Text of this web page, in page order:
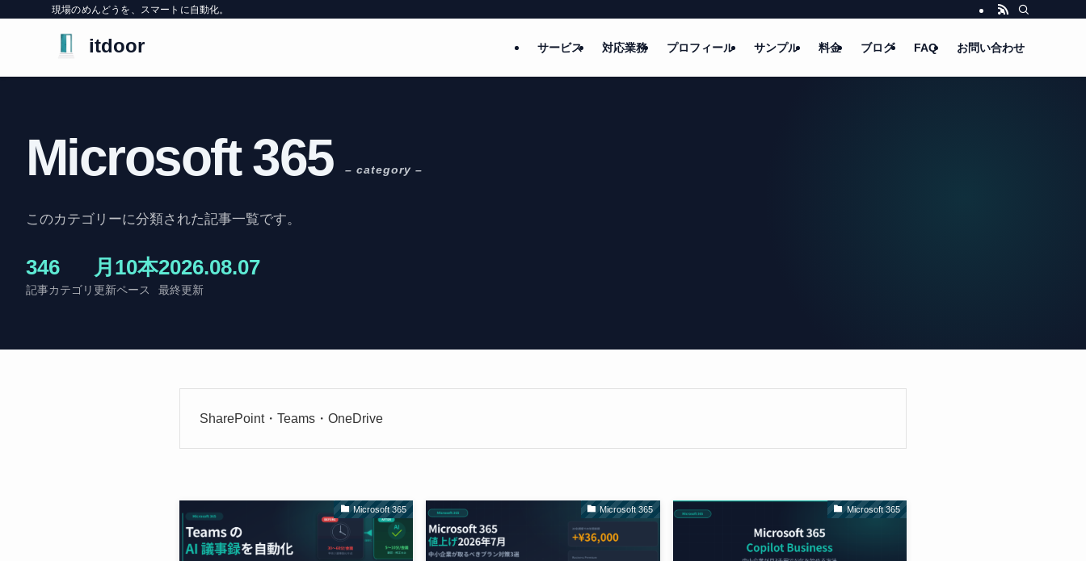
現場のめんどうを、スマートに自動化。
itdoor サービス 対応業務 プロフィール サンプル 料金 ブログ FAQ お問い合わせ
Microsoft 365 – category –
このカテゴリーに分類された記事一覧です。
34
記事
6
カテゴリ
月10本
更新ペース
2026.08.07
最終更新
SharePoint・Teams・OneDrive
Microsoft 365 Microsoft 365 Microsoft 365